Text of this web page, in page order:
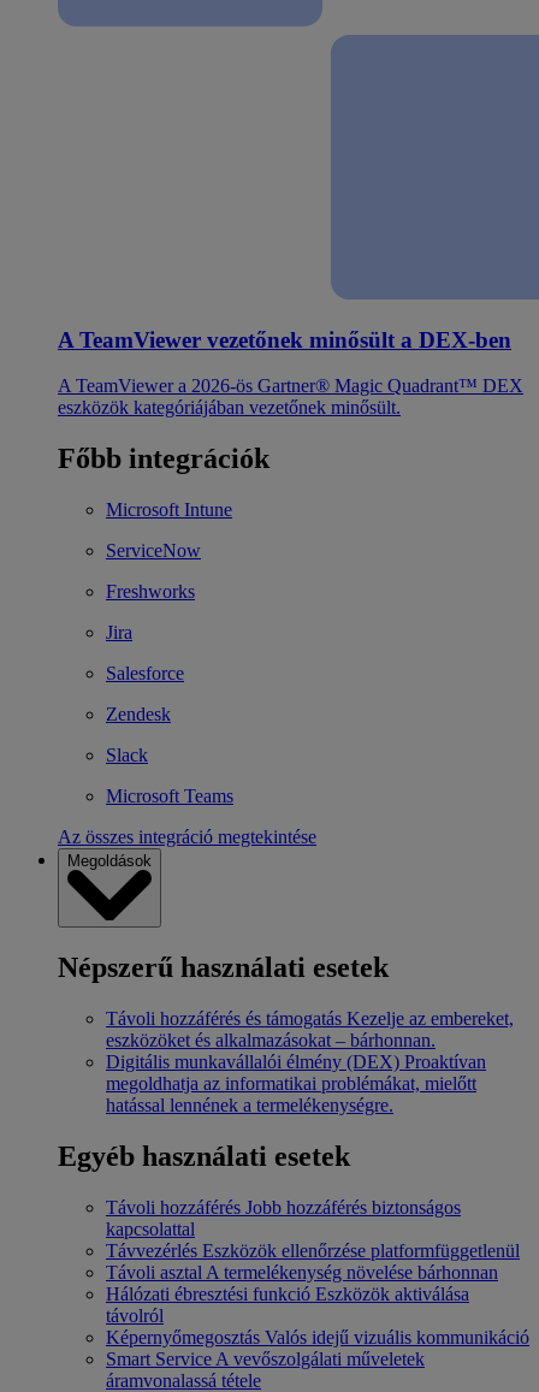
A TeamViewer vezetőnek minősült a DEX-ben
A TeamViewer a 2026-ös Gartner® Magic Quadrant™ DEX
eszközök kategóriájában vezetőnek minősült.
Főbb integrációk
Microsoft Intune
ServiceNow
Freshworks
Jira
Salesforce
Zendesk
Slack
Microsoft Teams
Az összes integráció megtekintése
Megoldások
Népszerű használati esetek
Távoli hozzáférés és támogatás Kezelje az embereket,
eszközöket és alkalmazásokat – bárhonnan.
Digitális munkavállalói élmény (DEX) Proaktívan
megoldhatja az informatikai problémákat, mielőtt
hatással lennének a termelékenységre.
Egyéb használati esetek
Távoli hozzáférés Jobb hozzáférés biztonságos
kapcsolattal
Távvezérlés Eszközök ellenőrzése platformfüggetlenül
Távoli asztal A termelékenység növelése bárhonnan
Hálózati ébresztési funkció Eszközök aktiválása
távolról
Képernyőmegosztás Valós idejű vizuális kommunikáció
Smart Service A vevőszolgálati műveletek
áramvonalassá tétele